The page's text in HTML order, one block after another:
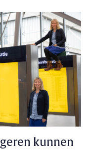
kunnen